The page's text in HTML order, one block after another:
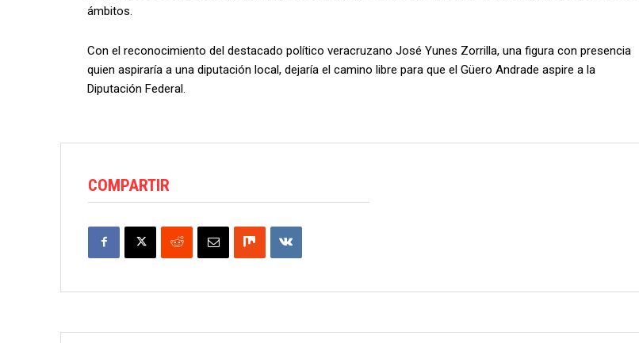
ámbitos.
Con el reconocimiento del destacado político veracruzano José Yunes Zorrilla, una figura con presencia
quien aspiraría a una diputación local, dejaría el camino libre para que el Güero Andrade aspire a la
Diputación Federal.
COMPARTIR